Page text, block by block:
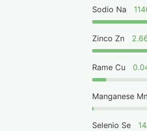
Sodio Na
Zinco Zn
Rame Cu
Manganese
Selenio Se